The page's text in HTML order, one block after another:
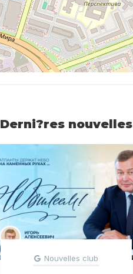
Derni?res nouvelles
Nouvelles club